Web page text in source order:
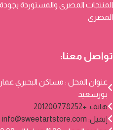
المنتجات المصرى والمستوردة
المصرى
تواصل معنا:
بورسعيد
هاتف: +201200778252
إيميل: info@sweetartstore.com